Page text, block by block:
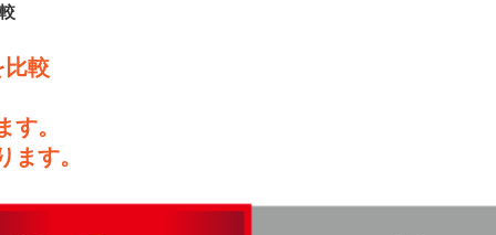
比較
。
す。